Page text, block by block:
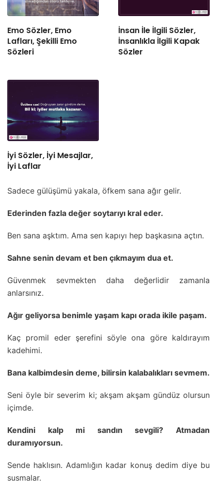
Emo Sözler, Emo
Lafları, Şekilli Emo
Sözleri
İnsan İle İlgili Sözler,
İnsanlıkla İlgili Kapak
Sözler
İyi Sözler, İyi Mesajlar,
İyi Laflar
Sadece gülüşümü yakala, öfkem sana ağır gelir.
Ederinden fazla değer soytarıyı kral eder.
Ben sana aşktım. Ama sen kapıyı hep başkasına açtın.
Sahne senin devam et ben çıkmayım dua et.
Güvenmek sevmekten daha değerlidir zamanla
anlarsınız.
Ağır geliyorsa benimle yaşam kapı orada ikile paşam.
Kaç promil eder şerefini söyle ona göre kaldırayım
kadehimi.
Bana kalbimdesin deme, bilirsin kalabalıkları sevmem.
Seni öyle bir severim ki; akşam akşam gündüz olursun
içimde.
Kendini kalp mi sandın sevgili? Atmadan
duramıyorsun.
Sende haklısın. Adamlığın kadar konuş dedim diye bu
susmalar.